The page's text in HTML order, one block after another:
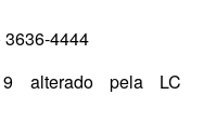
3636-4444
alterado pela LC